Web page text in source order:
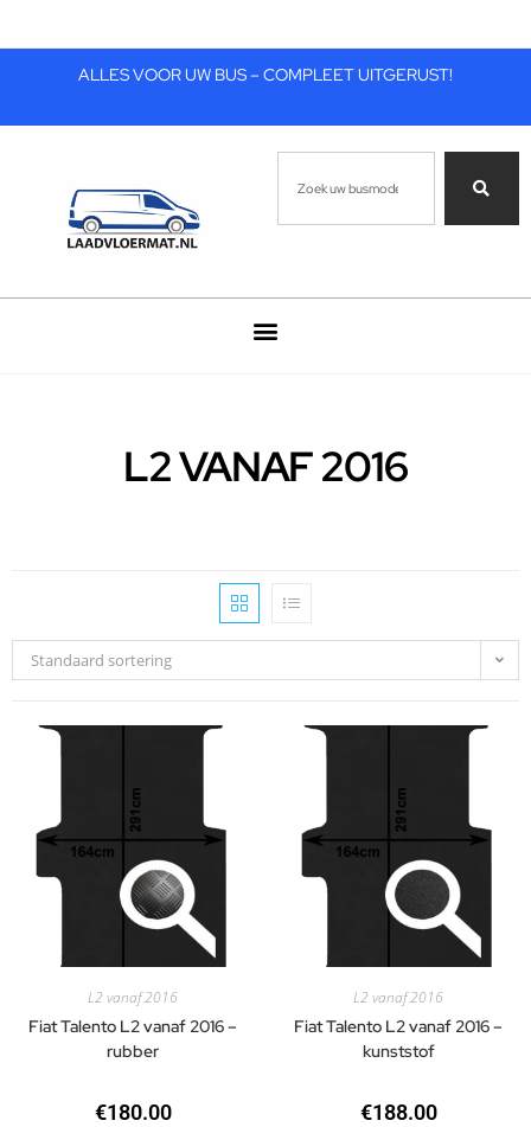
ALLES VOOR UW BUS – COMPLEET UITGERUST!
L2 VANAF 2016
Standaard sortering
L2 vanaf 2016
Fiat Talento L2 vanaf 2016 –
rubber
€180.00
L2 vanaf 2016
Fiat Talento L2 vanaf 2016 –
kunststof
€188.00